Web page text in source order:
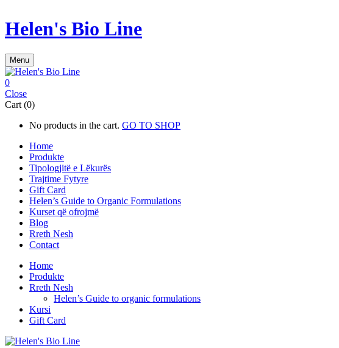
Helen's Bio Line
Menu
0
Close
Cart (0)
No products in the cart. GO TO SHOP
Home
Produkte
Tipologjitë e Lëkurës
Trajtime Fytyre
Gift Card
Helen’s Guide to Organic Formulations
Kurset që ofrojmë
Blog
Rreth Nesh
Contact
Home
Produkte
Rreth Nesh
Helen’s Guide to organic formulations
Kursi
Gift Card